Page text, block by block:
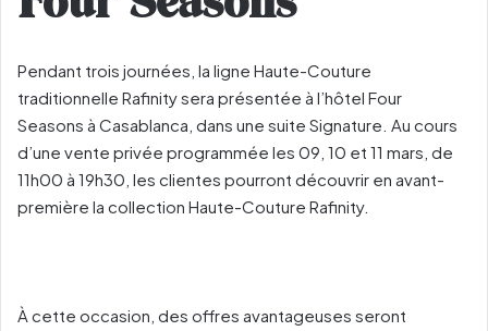
Pendant trois journées, la ligne Haute-Couture
traditionnelle Rafinity sera présentée à l’hôtel Four
Seasons à Casablanca, dans une suite Signature. Au cours
d’une vente privée programmée les 09, 10 et 11 mars, de
11h00 à 19h30, les clientes pourront découvrir en avant-
première la collection Haute-Couture Rafinity.
À cette occasion, des offres avantageuses seront